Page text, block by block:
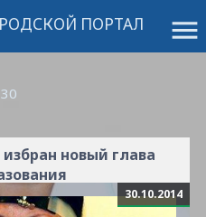
menu
ПОРТАЛ
30
новый глава
30.10.2014